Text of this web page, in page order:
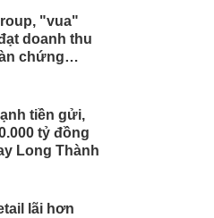
"vua"
doanh thu
chứng
tiền gửi,
tỷ đồng
Long Thành
lãi hơn